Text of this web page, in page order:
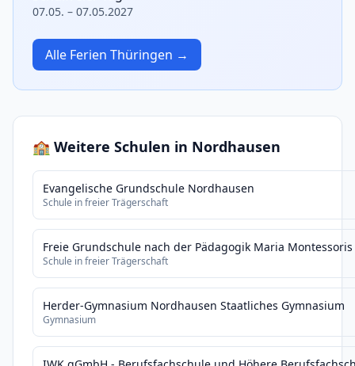
07.05. – 07.05.2027
Alle Ferien Thüringen →
🏫 Weitere Schulen in Nordhausen
Evangelische Grundschule Nordhausen
Schule in freier Trägerschaft
Freie Grundschule nach der Pädagogik Maria
Schule in freier Trägerschaft
Herder-Gymnasium Nordhausen Staatliches Gymnasium
Gymnasium